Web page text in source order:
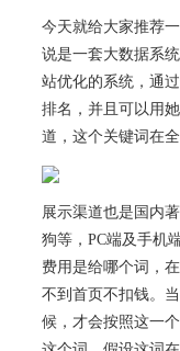
今天就给大家推荐
说是一套大数据系
站优化的系统，通
排名，并且可以用
道，这个关键词在
展示渠道也是国内
狗等，PC端及手机
费用是给哪个词，
不到首页不扣钱。
候，才会按照这一